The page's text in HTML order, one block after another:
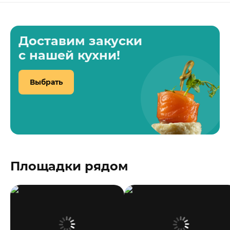
Доставим закуски
с нашей кухни!
Выбрать
Площадки рядом